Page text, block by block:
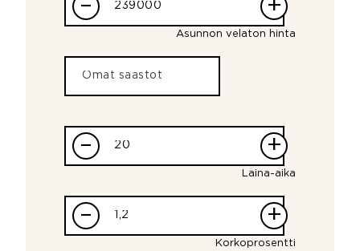
– +
Asunnon velaton hinta
– +
Laina-aika
– +
Korkoprosentti